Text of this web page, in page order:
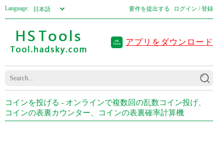
Language: 要件を提出する ログイン / 登録
アプリをダウンロード
コインを投げる - オンラインで複数回の乱数コイン投げ、
コインの表裏カウンター、コインの表裏確率計算機